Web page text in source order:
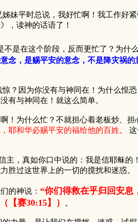
平时总说，我好忙啊！我工作好紧
，读神的话语了！
在这个阶段，反而更忙了？为什
念，是赐平安的意念，不是降灾祸
因为你没有与神同在！为什么惶恐
有与神同在！就这么简单。
为什么忙？不就担心着老板炒、担
耶和华必赐平安的福给他的百姓。
，真如你口中说的：我是信耶稣的
胜过这世界上的一切的搅扰和迷惑。
神说： “你们得救在乎归回安息
【赛30:15】）
。